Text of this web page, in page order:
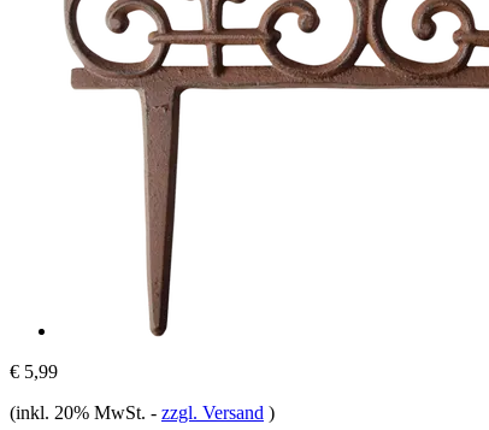
€ 5,99
(inkl. 20% MwSt. - zzgl. Versand )